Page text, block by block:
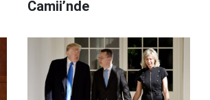
Camii’nde